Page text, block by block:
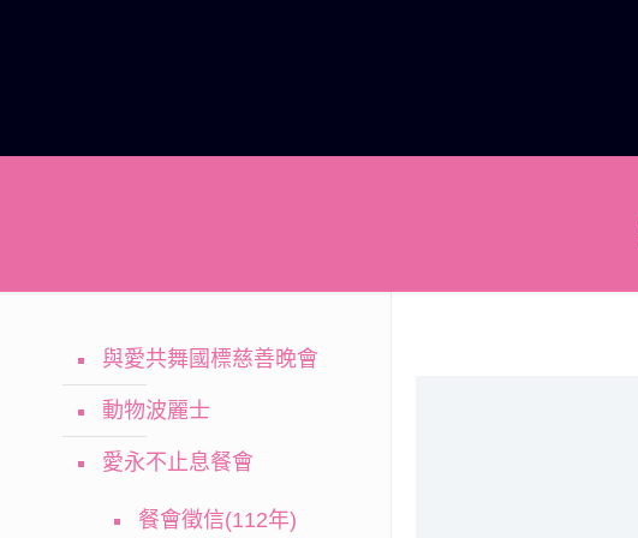
與愛共舞國標慈善晚會
動物波麗士
愛永不止息餐會
餐會徵信(112年)